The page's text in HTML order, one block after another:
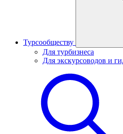
Турсообществу
Для турбизнеса
Для экскурсоводов и